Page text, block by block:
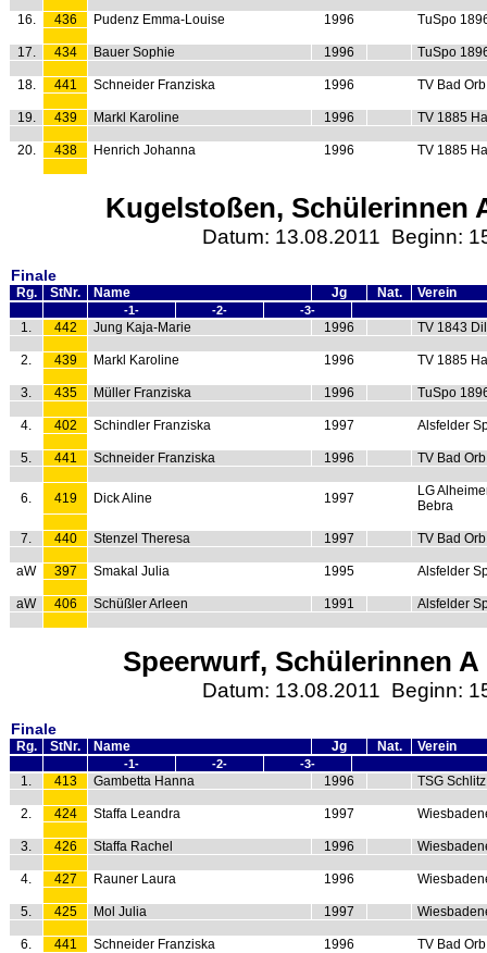
16. 436 Pudenz Emma-Louise 1996 TuSpo
17. 434 Bauer Sophie 1996 TuSpo
18. 441 Schneider Franziska 1996 TV Bad
19. 439 Markl Karoline 1996 TV 1885
20. 438 Henrich Johanna 1996 TV 1885
Kugelstoßen, Schülerinnen
Datum: 13.08.2011 Beginn:
Finale
Rg. StNr. Name Jg Nat. Verein
-1- -2- -3-
1. 442 Jung Kaja-Marie 1996 TV 1843
2. 439 Markl Karoline 1996 TV 1885
3. 435 Müller Franziska 1996 TuSpo
4. 402 Schindler Franziska 1997 Alsfelder
5. 441 Schneider Franziska 1996 TV Bad
6. 419 Dick Aline 1997
LG
Bebra
7. 440 Stenzel Theresa 1997 TV Bad
aW 397 Smakal Julia 1995 Alsfelder
aW 406 Schüßler Arleen 1991 Alsfelder
Speerwurf, Schülerinnen A
Datum: 13.08.2011 Beginn:
Finale
Rg. StNr. Name Jg Nat. Verein
-1- -2- -3-
1. 413 Gambetta Hanna 1996 TSG Schlitz
2. 424 Staffa Leandra 1997
3. 426 Staffa Rachel 1996
4. 427 Rauner Laura 1996
5. 425 Mol Julia 1997
6. 441 Schneider Franziska 1996 TV Bad